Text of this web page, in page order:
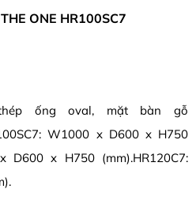
ONE HR100SC7
ống oval, mặt bàn gỗ
W1000 x D600 x H750
D600 x H750 (mm).HR120C7: